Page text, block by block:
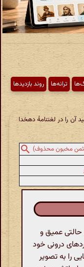
ترانه‌ها
روند بازدیدها
آن را در لغتنامهٔ دهخدا
مثمن مخبون محذوف)
عمیق و
درونی خود
را به تصویر